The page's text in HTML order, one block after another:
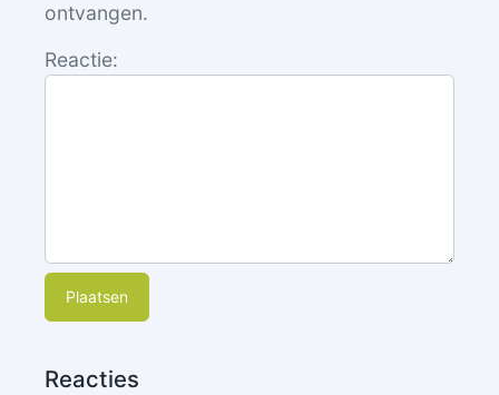
ontvangen.
Reactie:
Plaatsen
Reacties